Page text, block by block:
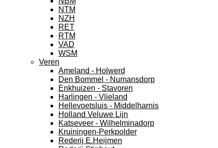
NTM
NZH
RET
RTM
VAD
WSM
Veren
Ameland - Holwerd
Den Bommel - Numansdorp
Enkhuizen - Stavoren
Harlingen - Vlieland
Hellevoetsluis - Middelharnis
Holland Veluwe Lijn
Katseveer - Wilhelminadorp
Kruiningen-Perkpolder
Rederij E.Heijmen